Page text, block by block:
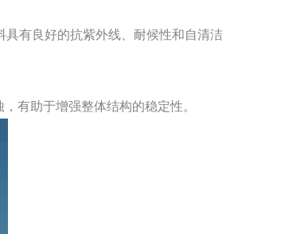
具有良好的抗紫外线、耐候性和自清洁
有助于增强整体结构的稳定性。